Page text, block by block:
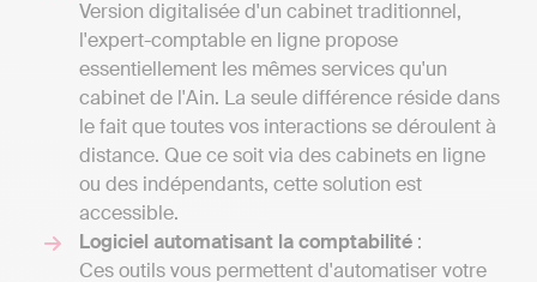
Version digitalisée d'un cabinet traditionnel,
l'expert-comptable en ligne propose
essentiellement les mêmes services qu'un
cabinet de l'Ain. La seule différence réside dans
le fait que toutes vos interactions se déroulent à
distance. Que ce soit via des cabinets en ligne
ou des indépendants, cette solution est
accessible.
Logiciel automatisant la comptabilité :
Ces outils vous permettent d'automatiser votre